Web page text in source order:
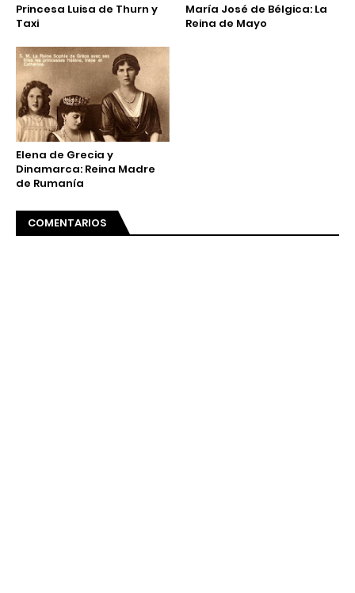
Princesa Luisa de Thurn y
Taxi
María José de Bélgica: La
Reina de Mayo
Elena de Grecia y
Dinamarca: Reina Madre
de Rumanía
COMENTARIOS